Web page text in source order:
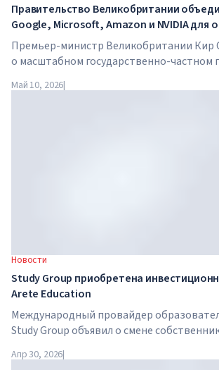
Правительство Великобритании
Google, Microsoft, Amazon и NVIDIA для
навыкам миллионов работников
Премьер-министр Великобритании Кир
о масштабном государственно-частном
Amazon и NVIDIA совместно с
Май 10, 2026|
Новости
Study Group приобретена
Arete Education
Международный провайдер
Study Group объявил о смене
структурой в сфере высшего
Апр 30, 2026|